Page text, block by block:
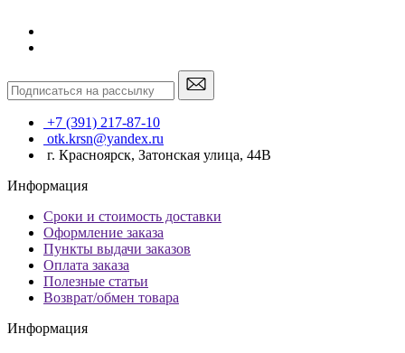
+7 (391) 217-87-10
otk.krsn@yandex.ru
г. Красноярск, Затонская улица, 44В
Информация
Сроки и стоимость доставки
Оформление заказа
Пункты выдачи заказов
Оплата заказа
Полезные статьи
Возврат/обмен товара
Информация